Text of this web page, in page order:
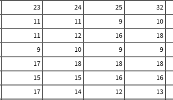
23 24 25 32
11 11 9 10
11 12 16 18
9 10 9 9
17 18 18 18
15 15 16 16
17 14 12 13